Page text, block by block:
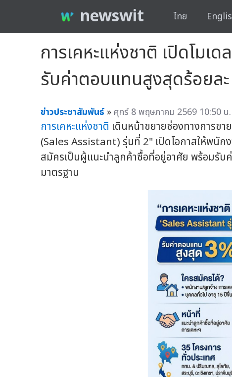
newswit ไทย
การเคหะแห่งชาติ เปิดโม
รับค่าตอบแทนสูงสุดร้อยล
ข่าวประชาสัมพันธ์ » ศุกร์ 8 พฤษภาคม 2569 10:50 น.
การเคหะแห่งชาติ เดินหน้าขยายช่องทางการข
(Sales Assistant) รุ่นที่ 2" เปิดโอกาสให้พนัก
สมัครเป็นผู้แนะนำลูกค้าซื้อที่อยู่อาศัย พร้อมรับ
มาตรฐาน